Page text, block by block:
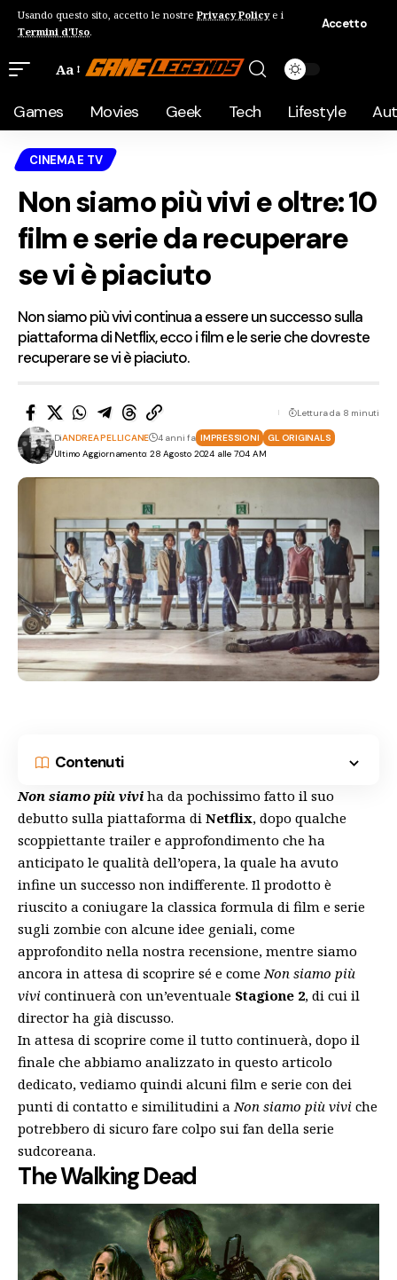
Usando questo sito, accetto le nostre Privacy Policye i
Termini d'Uso.
Accetto
Aa
Games Movies Geek Tech Lifestyle
CINEMA E TV
Non siamo più vivi e oltre: 10
film e serie da recuperare
se vi è piaciuto
Non siamo più vivi continua a essere un successo sulla
piattaforma di Netflix, ecco i film e le serie che dovreste
recuperare se vi è piaciuto.
Ultimo Aggiornamento: 28 Agosto 2024 alle 7:04 AM
DiANDREA PELLICANE 4 anni fa IMPRESSIONI GL ORIGINALS
Lettura da 8 minuti
Contenuti
Non siamo più vivi ha da pochissimo fatto il suo
debutto sulla piattaforma di Netflix, dopo qualche
scoppiettante trailer e approfondimento che ha
anticipato le qualità dell’opera, la quale ha avuto
infine un successo non indifferente. Il prodotto è
riuscito a coniugare la classica formula di film e serie
sugli zombie con alcune idee geniali, come
approfondito nella nostra recensione, mentre siamo
ancora in attesa di scoprire sé e come Non siamo più
vivi continuerà con un’eventuale Stagione 2, di cui il
director ha già discusso.
In attesa di scoprire come il tutto continuerà, dopo il
finale che abbiamo analizzato in questo articolo
dedicato, vediamo quindi alcuni film e serie con dei
punti di contatto e similitudini a Non siamo più vivi che
potrebbero di sicuro fare colpo sui fan della serie
sudcoreana.
The Walking Dead